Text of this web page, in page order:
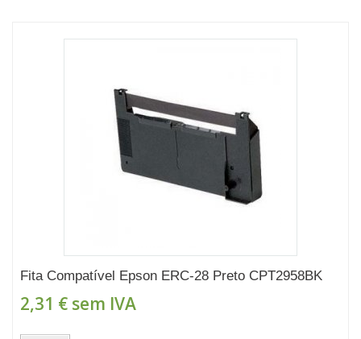
Fita Compatível Epson ERC-28 Preto CPT2958BK
2,31 € sem IVA